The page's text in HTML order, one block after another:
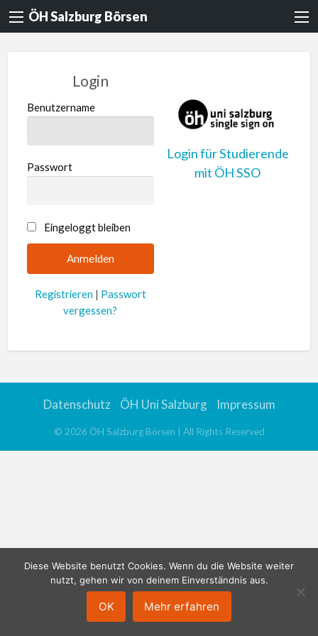
ÖH Salzburg Börsen
Login
Benutzername
Passwort
A
l
Eingeloggt bleiben
Registrieren | Passwort
vergessen?
Login für Studierende
mit ÖH SSO
Datenschutz ÖH Uni Salzburg Impressum
© 2026 ÖH Salzburg Börsen | All Rights Reserved
Diese Website benutzt Cookies. Wenn du die Website weiter
nutzt, gehen wir von deinem Einverständnis aus.
OK Mehr erfahren